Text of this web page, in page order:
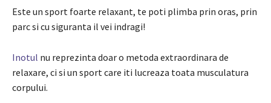
Este un sport foarte relaxant, te poti plimba prin oras, prin
parc si cu siguranta il vei indragi!
Inotul nu reprezinta doar o metoda extraordinara de
relaxare, ci si un sport care iti lucreaza toata musculatura
corpului.